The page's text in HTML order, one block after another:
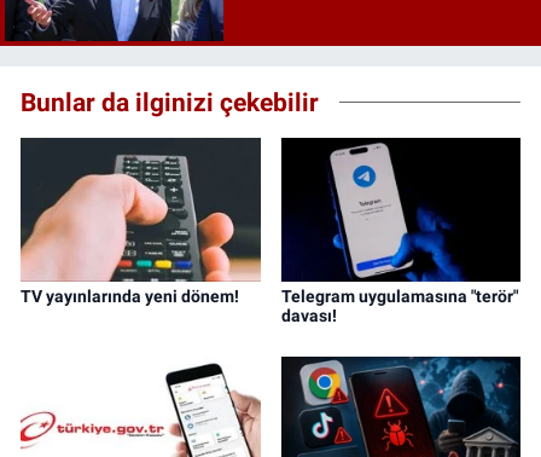
Bunlar da ilginizi çekebilir
TV yayınlarında yeni dönem!
Telegram uygulamasına "terör"
davası!